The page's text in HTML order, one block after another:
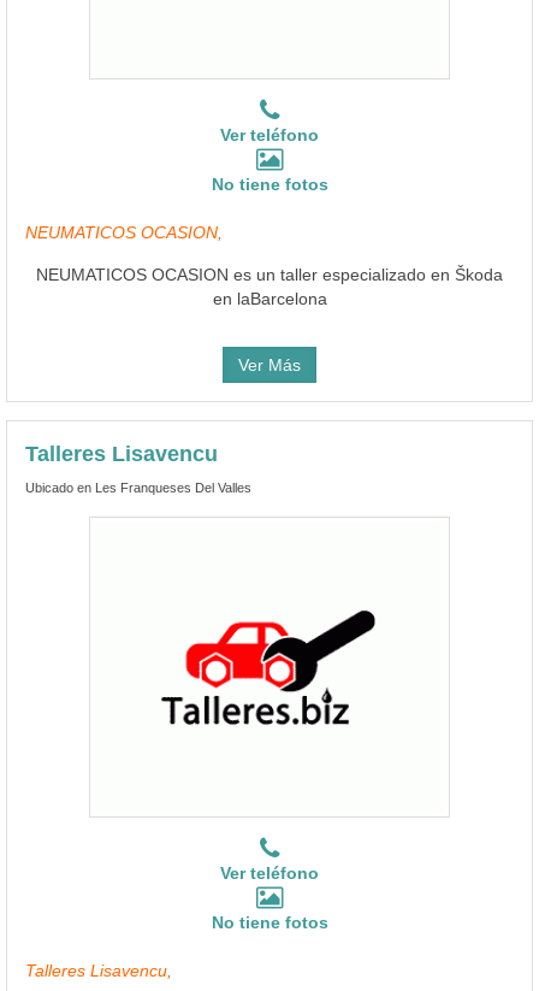
Ver teléfono
No tiene fotos
NEUMATICOS OCASION,
NEUMATICOS OCASION es un taller especializado en Škoda
en laBarcelona
Ver Más
Talleres Lisavencu
Ubicado en Les Franqueses Del Valles
Ver teléfono
No tiene fotos
Talleres Lisavencu,